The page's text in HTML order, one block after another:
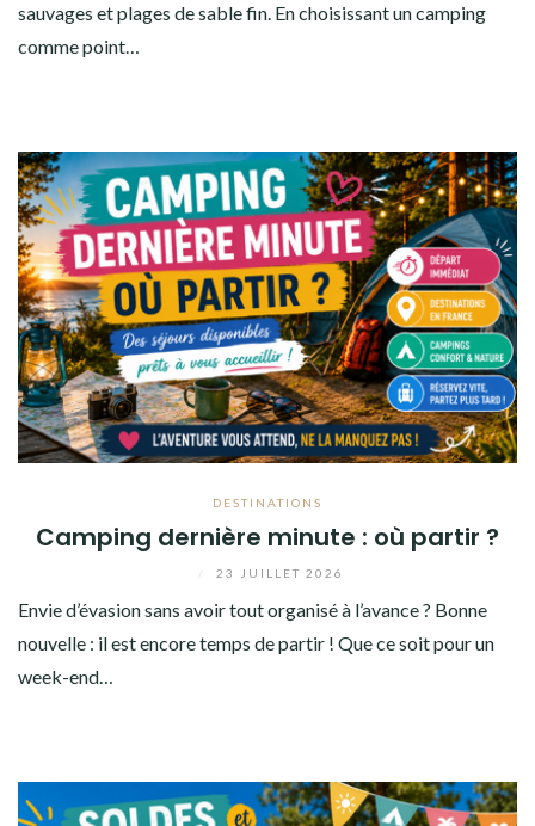
sauvages et plages de sable fin. En choisissant un camping
comme point…
DESTINATIONS
Camping dernière minute : où partir ?
23 JUILLET 2026
Envie d’évasion sans avoir tout organisé à l’avance ? Bonne
nouvelle : il est encore temps de partir ! Que ce soit pour un
week-end…